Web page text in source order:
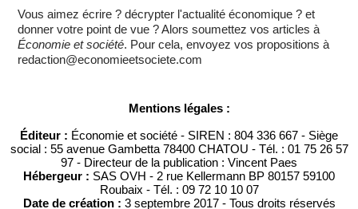
Vous aimez écrire ? décrypter l'actualité économique ? et
donner votre point de vue ? Alors soumettez vos articles à
Économie et société. Pour cela, envoyez vos propositions à
redaction@economieetsociete.com
Mentions légales :
Éditeur : Économie et société - SIREN : 804 336 667 - Siège
social : 55 avenue Gambetta 78400 CHATOU - Tél. : 01 75 26 57
97 - Directeur de la publication : Vincent Paes
Hébergeur : SAS OVH - 2 rue Kellermann BP 80157 59100
Roubaix - Tél. : 09 72 10 10 07
Date de création : 3 septembre 2017 - Tous droits réservés